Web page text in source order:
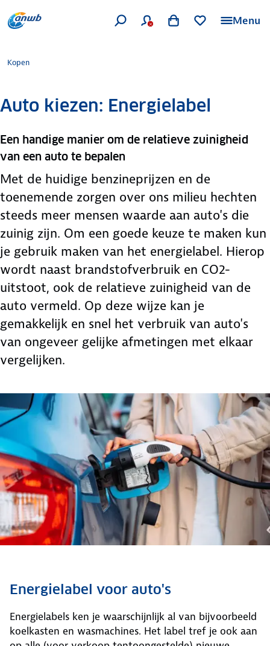
Menu
Kopen
Auto kiezen: Energielabel
Een handige manier om de relatieve zuinigheid
van een auto te bepalen
Met de huidige benzineprijzen en de
toenemende zorgen over ons milieu hechten
steeds meer mensen waarde aan auto's die
zuinig zijn. Om een goede keuze te maken kun
je gebruik maken van het energielabel. Hierop
wordt naast brandstofverbruik en CO2-
uitstoot, ook de relatieve zuinigheid van de
auto vermeld. Op deze wijze kan je
gemakkelijk en snel het verbruik van auto's
van ongeveer gelijke afmetingen met elkaar
vergelijken.
Energielabel voor auto's
Energielabels ken je waarschijnlijk al van bijvoorbeeld
koelkasten en wasmachines. Het label tref je ook aan